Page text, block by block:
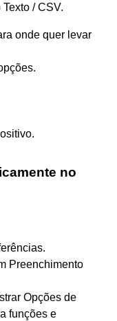
/ CSV.
onde quer levar
no
Preenchimento
Opções de
funções e